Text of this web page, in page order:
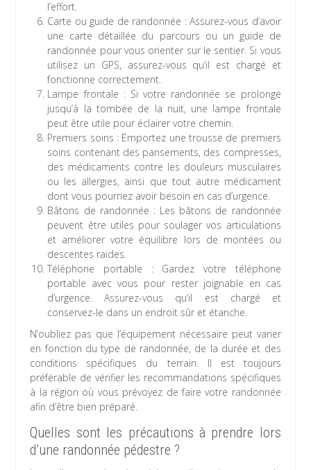
l’effort.
Carte ou guide de randonnée : Assurez-vous d’avoir
une carte détaillée du parcours ou un guide de
randonnée pour vous orienter sur le sentier. Si vous
utilisez un GPS, assurez-vous qu’il est chargé et
fonctionne correctement.
Lampe frontale : Si votre randonnée se prolonge
jusqu’à la tombée de la nuit, une lampe frontale
peut être utile pour éclairer votre chemin.
Premiers soins : Emportez une trousse de premiers
soins contenant des pansements, des compresses,
des médicaments contre les douleurs musculaires
ou les allergies, ainsi que tout autre médicament
dont vous pourriez avoir besoin en cas d’urgence.
Bâtons de randonnée : Les bâtons de randonnée
peuvent être utiles pour soulager vos articulations
et améliorer votre équilibre lors de montées ou
descentes raides.
Téléphone portable : Gardez votre téléphone
portable avec vous pour rester joignable en cas
d’urgence. Assurez-vous qu’il est chargé et
conservez-le dans un endroit sûr et étanche.
N’oubliez pas que l’équipement nécessaire peut varier
en fonction du type de randonnée, de la durée et des
conditions spécifiques du terrain. Il est toujours
préférable de vérifier les recommandations spécifiques
à la région où vous prévoyez de faire votre randonnée
afin d’être bien préparé.
Quelles sont les précautions à prendre lors
d’une randonnée pédestre ?